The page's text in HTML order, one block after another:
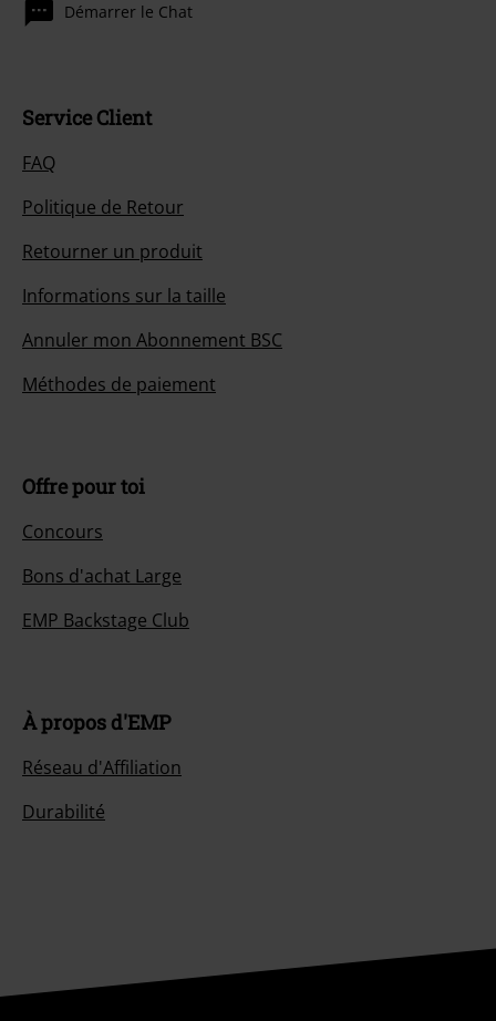
Démarrer le Chat
Service Client
FAQ
Politique de Retour
Retourner un produit
Informations sur la taille
Annuler mon Abonnement BSC
Méthodes de paiement
Offre pour toi
Concours
Bons d'achat Large
EMP Backstage Club
À propos d'EMP
Réseau d'Affiliation
Durabilité